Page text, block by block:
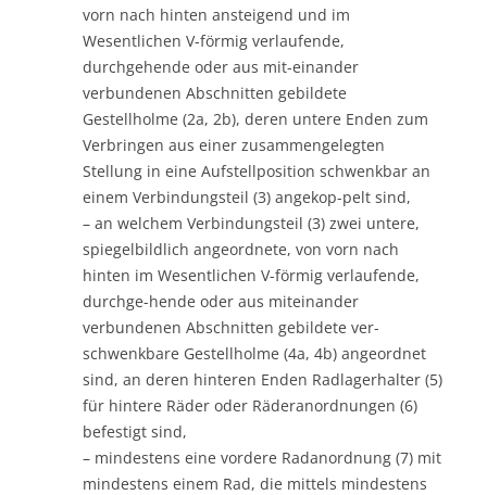
vorn nach hinten ansteigend und im
Wesentlichen V-förmig verlaufende,
durchgehende oder aus mit-einander
verbundenen Abschnitten gebildete
Gestellholme (2a, 2b), deren untere Enden zum
Verbringen aus einer zusammengelegten
Stellung in eine Aufstellposition schwenkbar an
einem Verbindungsteil (3) angekop-pelt sind,
– an welchem Verbindungsteil (3) zwei untere,
spiegelbildlich angeordnete, von vorn nach
hinten im Wesentlichen V-förmig verlaufende,
durchge-hende oder aus miteinander
verbundenen Abschnitten gebildete ver-
schwenkbare Gestellholme (4a, 4b) angeordnet
sind, an deren hinteren Enden Radlagerhalter (5)
für hintere Räder oder Räderanordnungen (6)
befestigt sind,
– mindestens eine vordere Radanordnung (7) mit
mindestens einem Rad, die mittels mindestens